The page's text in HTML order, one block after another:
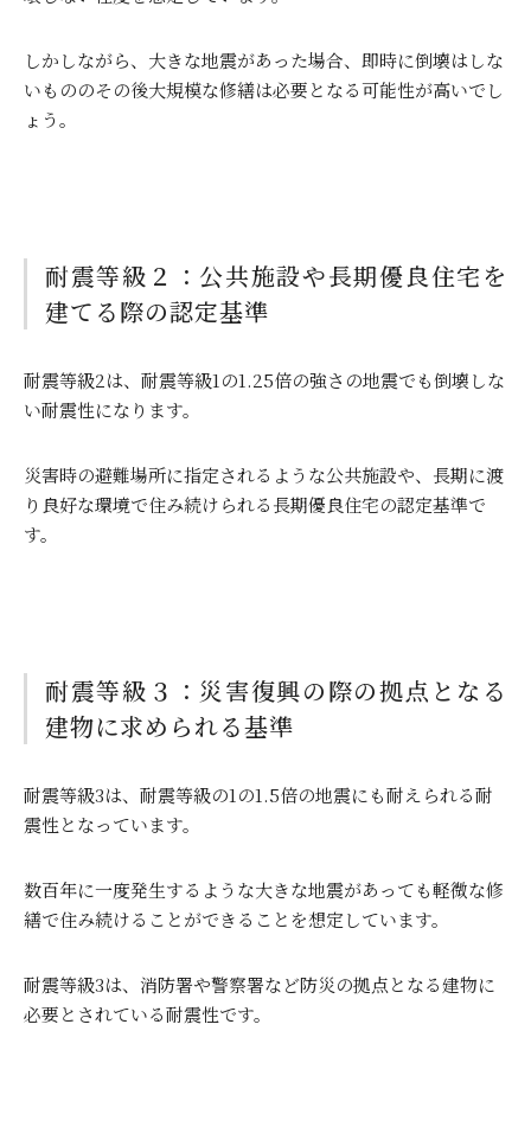
しかしながら、大きな地震があった場合、即時に倒壊はしな
いもののその後大規模な修繕は必要となる可能性が高いでし
ょう。
耐震等級２：公共施設や長期優良住宅を
建てる際の認定基準
耐震等級2は、耐震等級1 の1.25倍の強さの地震でも倒壊しな
い耐震性になります。
災害時の避難場所に指定されるような公共施設や、長期に渡
り良好な環境で住み続けられる長期優良住宅の認定基準で
す。
耐震等級３：災害復興の際の拠点となる
建物に求められる基準
耐震等級3は、耐震等級の1 の1.5倍の地震にも耐えられる耐
震性となっています。
数百年に一度発生するような大きな地震があっても軽微な修
繕で住み続けることができることを想定しています。
耐震等級3は、消防署や警察署など防災の拠点となる建物に
必要とされている耐震性です。